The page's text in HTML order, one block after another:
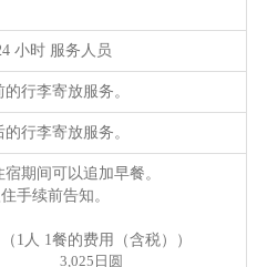
小时 服务人员
行李寄放服务。
行李寄放服务。
期间可以追加早餐。
手续前告知。
1人 1餐的费用（含税））
3,025日圆